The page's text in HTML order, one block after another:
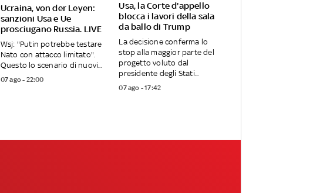
Ucraina, von der Leyen:
sanzioni Usa e Ue
prosciugano Russia. LIVE
Wsj: "Putin potrebbe testare
Nato con attacco limitato".
Questo lo scenario di nuovi...
07 ago - 22:00
Usa, la Corte d'appello
blocca i lavori della sala
da ballo di Trump
La decisione conferma lo
stop alla maggior parte del
progetto voluto dal
presidente degli Stati...
07 ago - 17:42